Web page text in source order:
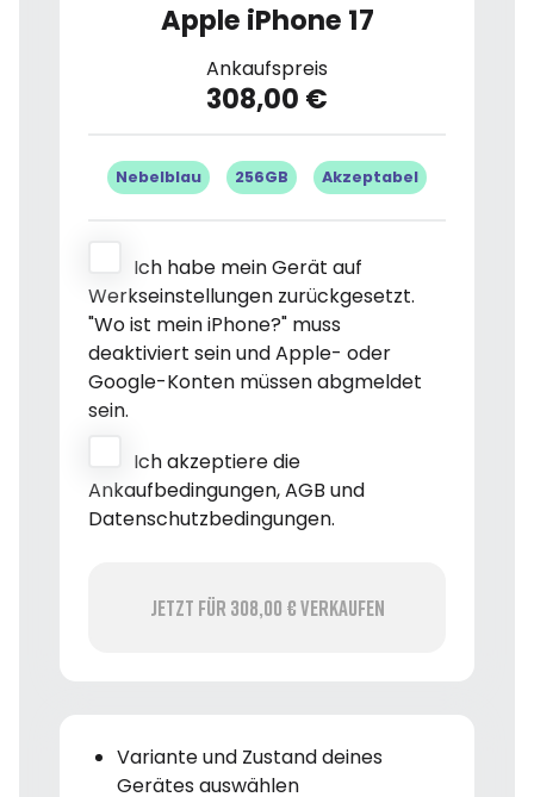
Apple iPhone 17
Ankaufspreis
308,00 €
Nebelblau 256GB Akzeptabel
Ich habe mein Gerät auf
Werkseinstellungen zurückgesetzt.
"Wo ist mein iPhone?" muss
deaktiviert sein und Apple- oder
Google-Konten müssen abgmeldet
sein.
Ich akzeptiere die
Ankaufbedingungen, AGB und
Datenschutzbedingungen.
Jetzt für 308,00 € verkaufen
Variante und Zustand deines
Gerätes auswählen